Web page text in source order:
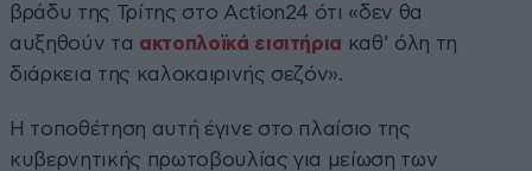
βράδυ της Τρίτης στο Action24 ότι «δεν θα
αυξηθούν τα ακτοπλοϊκά εισιτήρια καθ’ όλη τη
διάρκεια της καλοκαιρινής σεζόν».
Η τοποθέτηση αυτή έγινε στο πλαίσιο της
κυβερνητικής πρωτοβουλίας για μείωση των